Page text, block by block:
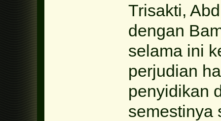
Trisakti,
dengan
selama ini
perjudian
penyidikan
semestinya